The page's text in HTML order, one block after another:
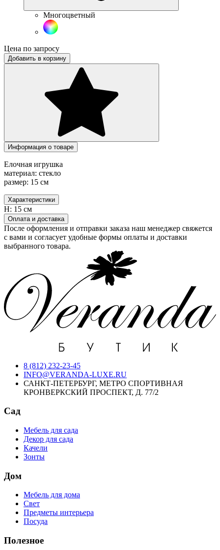
Многоцветный
Цена по запросу
Добавить в корзину
Информация о товаре
Елочная игрушка
материал: стекло
размер: 15 см
Характеристики
H: 15 см
Оплата и доставка
После оформления и отправки заказа наш менеджер свяжется
с вами и согласует удобные формы оплаты и доставки
выбранного товара.
8 (812) 232-23-45
INFO@VERANDA-LUXE.RU
САНКТ-ПЕТЕРБУРГ, МЕТРО СПОРТИВНАЯ
КРОНВЕРКСКИЙ ПРОСПЕКТ, Д. 77/2
Сад
Мебель для сада
Декор для сада
Качели
Зонты
Дом
Мебель для дома
Свет
Предметы интерьера
Посуда
Полезное